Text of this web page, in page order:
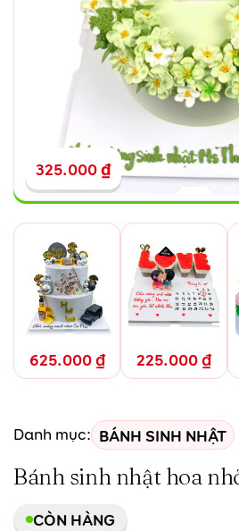
325.000₫
625.000₫ 225.000₫
Danh mục: BÁNH SINH NHẬT
Bánh sinh nhật hoa
CÒN HÀNG